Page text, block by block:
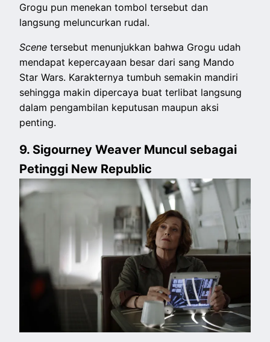
Grogu pun menekan tombol tersebut dan
langsung meluncurkan rudal.
Scenetersebut menunjukkan bahwa Grogu udah
mendapat kepercayaan besar dari sang Mando
Star Wars. Karakternya tumbuh semakin mandiri
sehingga makin dipercaya buat terlibat langsung
dalam pengambilan keputusan maupun aksi
penting.
9. Sigourney Weaver Muncul sebagai
Petinggi New Republic